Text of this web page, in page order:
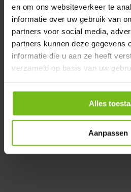
en om ons websiteverkeer te
informatie over uw gebruik van
partners voor social media,
partners kunnen deze gegevens
informatie die u aan ze heeft
verzameld op basis van uw
Alles
Aanpassen
Captain Band 3ème mi-
temps
Captain Band 3ème mi-
temps
En rupture de stock
Deliverytime